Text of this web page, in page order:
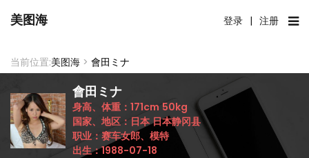
美图海 登录 | 注册
当前位置:美图海 > 會田ミナ
會田ミナ
身高、体重： 171cm 50kg
国家、地区： 日本 日本静冈县
职业： 赛车女郎、模特
出生：1988-07-18